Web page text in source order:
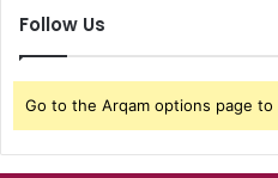
Follow Us
Go to the Arqam options page